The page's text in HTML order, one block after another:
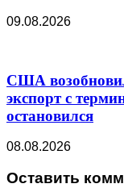
09.08.2026
США
экспорт с
остановился
08.08.2026
Оставить